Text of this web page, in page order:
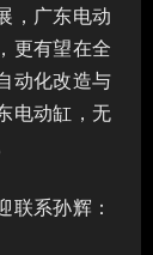
，广东电动
更有望在全
动化改造与
电动缸，无
系孙辉：